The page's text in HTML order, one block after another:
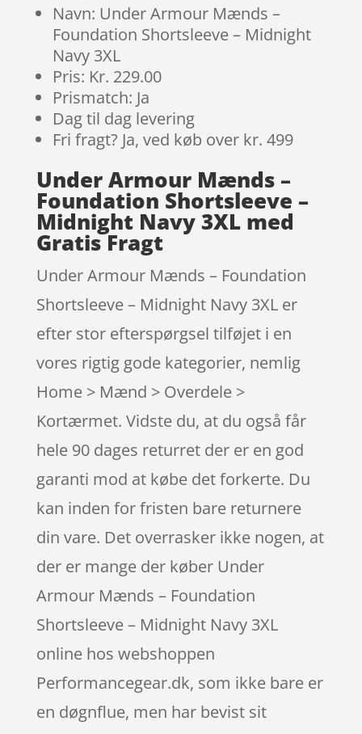
Navn: Under Armour Mænds –
Foundation Shortsleeve – Midnight
Navy 3XL
Pris: Kr. 229.00
Prismatch: Ja
Dag til dag levering
Fri fragt? Ja, ved køb over kr. 499
Under Armour Mænds –
Foundation Shortsleeve –
Midnight Navy 3XL med
Gratis Fragt
Under Armour Mænds – Foundation
Shortsleeve – Midnight Navy 3XL er
efter stor efterspørgsel tilføjet i en
vores rigtig gode kategorier, nemlig
Home > Mænd > Overdele >
Kortærmet. Vidste du, at du også får
hele 90 dages returret der er en god
garanti mod at købe det forkerte. Du
kan inden for fristen bare returnere
din vare. Det overrasker ikke nogen, at
der er mange der køber Under
Armour Mænds – Foundation
Shortsleeve – Midnight Navy 3XL
online hos webshoppen
Performancegear.dk, som ikke bare er
en døgnflue, men har bevist sit